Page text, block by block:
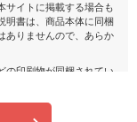
サイトに掲載する場合も
明書は、商品本体に同梱
ありませんので、あらか
の印刷物が同梱されてい